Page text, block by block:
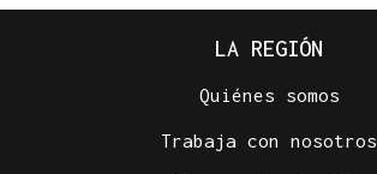
LA REGIÓN
Quiénes somos
Trabaja con nosotros